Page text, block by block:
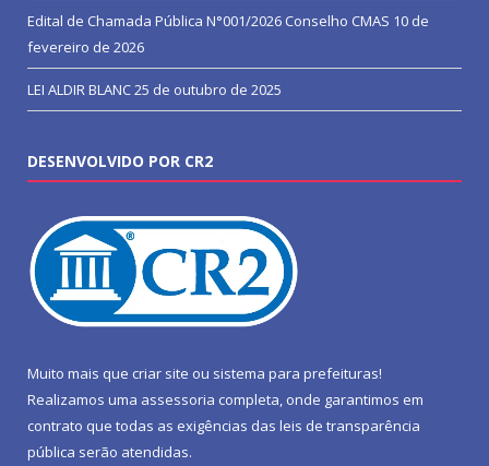
Edital de Chamada Pública N°001/2026 Conselho CMAS 10 de
fevereiro de 2026
LEI ALDIR BLANC25 de outubro de 2025
DESENVOLVIDO POR CR2
Muito mais que criar site ou sistema para prefeituras!
Realizamos uma assessoria completa, onde garantimos em
contrato que todas as exigências das leis de transparência
pública serão atendidas.